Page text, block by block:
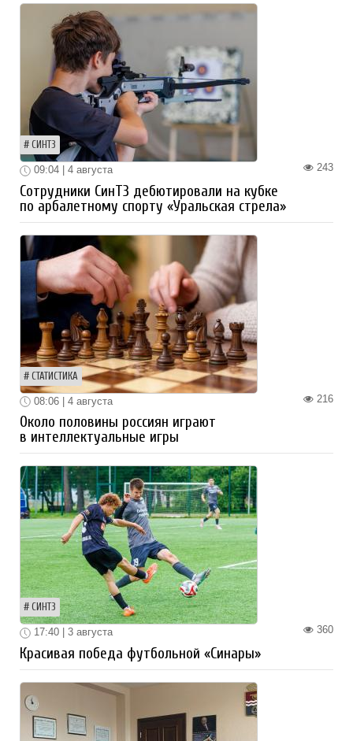
СИНТЗ
243
09:04 | 4 августа
Сотрудники СинТЗ дебютировали на кубке
по арбалетному спорту «Уральская стрела»
СТАТИСТИКА
216
08:06 | 4 августа
Около половины россиян играют
в интеллектуальные игры
СИНТЗ
360
17:40 | 3 августа
Красивая победа футбольной «Синары»